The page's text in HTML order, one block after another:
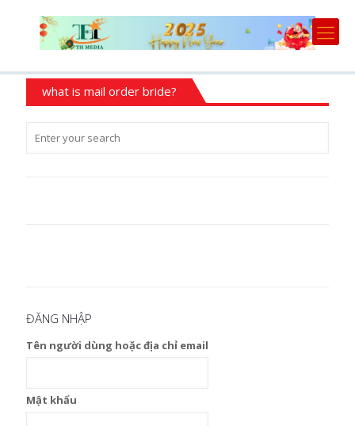
what is mail order bride?
ĐĂNG NHẬP
Tên người dùng hoặc địa chỉ email
Mật khẩu